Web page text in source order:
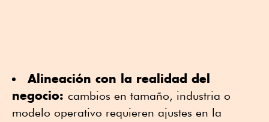
Alineación con la realidad del
negocio: cambios en tamaño, industria o
modelo operativo requieren ajustes en la